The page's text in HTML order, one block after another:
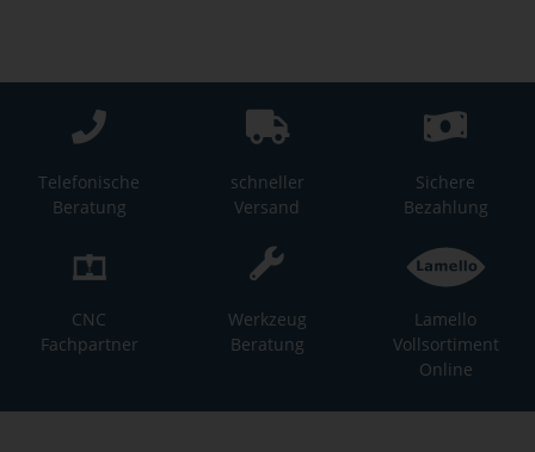
Telefonische
Beratung
schneller
Versand
Sichere
Bezahlung
CNC
Fachpartner
Werkzeug
Beratung
Lamello
Vollsortiment
Online